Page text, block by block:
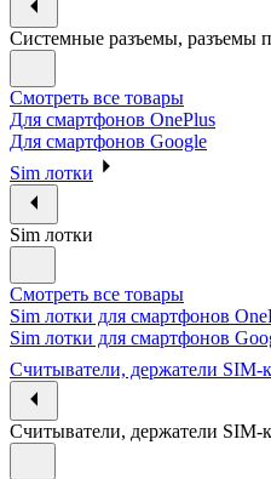
Системные разъемы, разъемы
Смотреть все товары
Для смартфонов OnePlus
Для смартфонов Google
Sim лотки
Sim лотки
Смотреть все товары
Sim лотки для смартфонов
Sim лотки для смартфонов
Считыватели, держатели SIM-
Считыватели, держатели SIM-